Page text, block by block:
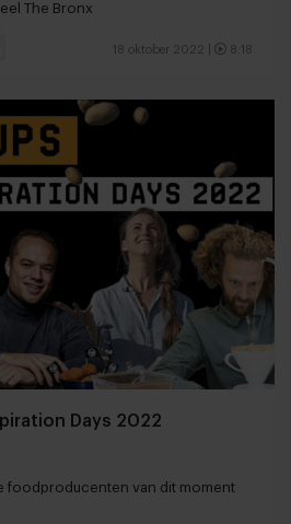
The Bronx
18 oktober 2022 8:18
Days 2022
foodproducenten van dit moment